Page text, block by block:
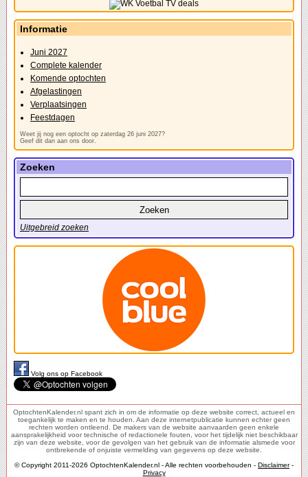
Informatie
Juni 2027
Complete kalender
Komende optochten
Afgelastingen
Verplaatsingen
Feestdagen
Weet jij nog een optocht op zaterdag 26 juni 2027?
Geef dit dan aan ons door.
Zoeken
Uitgebreid zoeken
Volg ons op Facebook
OptochtenKalender.nl spant zich in om de informatie op deze website correct, actueel en
toegankelijk te maken en te houden. Aan deze internetpublicatie kunnen echter geen
rechten worden ontleend. De makers van de website aanvaarden geen enkele
aansprakelijkheid voor technische of redactionele fouten, voor het tijdelijk niet beschikbaar
zijn van deze website, voor de gevolgen van het gebruik van de informatie alsmede voor
ontbrekende of onjuiste vermelding van gegevens op deze website.
© Copyright 2011-2026 OptochtenKalender.nl - Alle rechten voorbehouden - Disclaimer-
Privacy